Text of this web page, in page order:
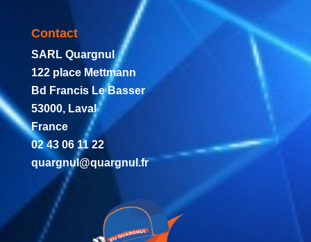
Contact
SARL Quargnul
122 place Mettmann
Bd Francis Le Basser
53000, Laval
France
02 43 06 11 22
quargnul@quargnul.fr